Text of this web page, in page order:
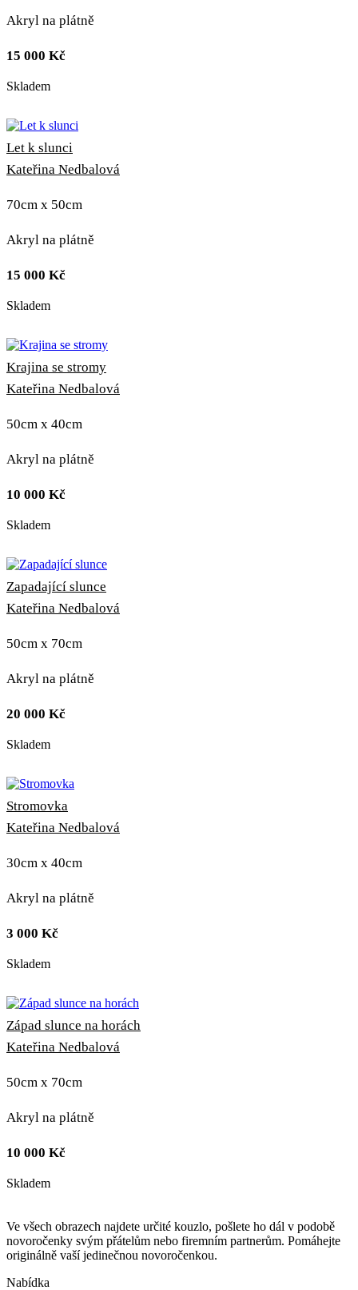
Akryl na plátně
15 000 Kč
Skladem
Let k slunci
Kateřina Nedbalová
70cm x 50cm
Akryl na plátně
15 000 Kč
Skladem
Krajina se stromy
Kateřina Nedbalová
50cm x 40cm
Akryl na plátně
10 000 Kč
Skladem
Zapadající slunce
Kateřina Nedbalová
50cm x 70cm
Akryl na plátně
20 000 Kč
Skladem
Stromovka
Kateřina Nedbalová
30cm x 40cm
Akryl na plátně
3 000 Kč
Skladem
Západ slunce na horách
Kateřina Nedbalová
50cm x 70cm
Akryl na plátně
10 000 Kč
Skladem
Ve všech obrazech najdete určité kouzlo, pošlete ho dál v podobě
novoročenky svým přátelům nebo firemním partnerům. Pomáhejte
originálně vaší jedinečnou novoročenkou.
Nabídka